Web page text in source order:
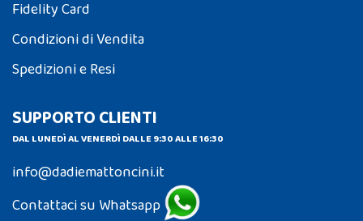
Fidelity Card
Condizioni di Vendita
Spedizioni e Resi
SUPPORTO CLIENTI
DAL LUNEDÌ AL VENERDÌ DALLE 9:30 ALLE 16:30
info@dadiemattoncini.it
Contattaci su Whatsapp